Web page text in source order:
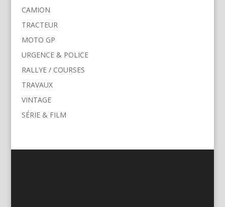
CAMION
TRACTEUR
MOTO GP
URGENCE & POLICE
RALLYE / COURSES
TRAVAUX
VINTAGE
SÉRIE & FILM